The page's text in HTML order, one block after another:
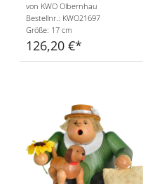
von KWO Olbernhau
Bestellnr.: KWO21697
Größe: 17 cm
126,20 €